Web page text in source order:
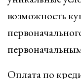
возможность
Оплата по